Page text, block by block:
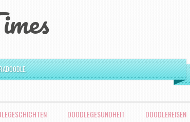
DOODLEGESUNDHEIT DOODLEREISEN